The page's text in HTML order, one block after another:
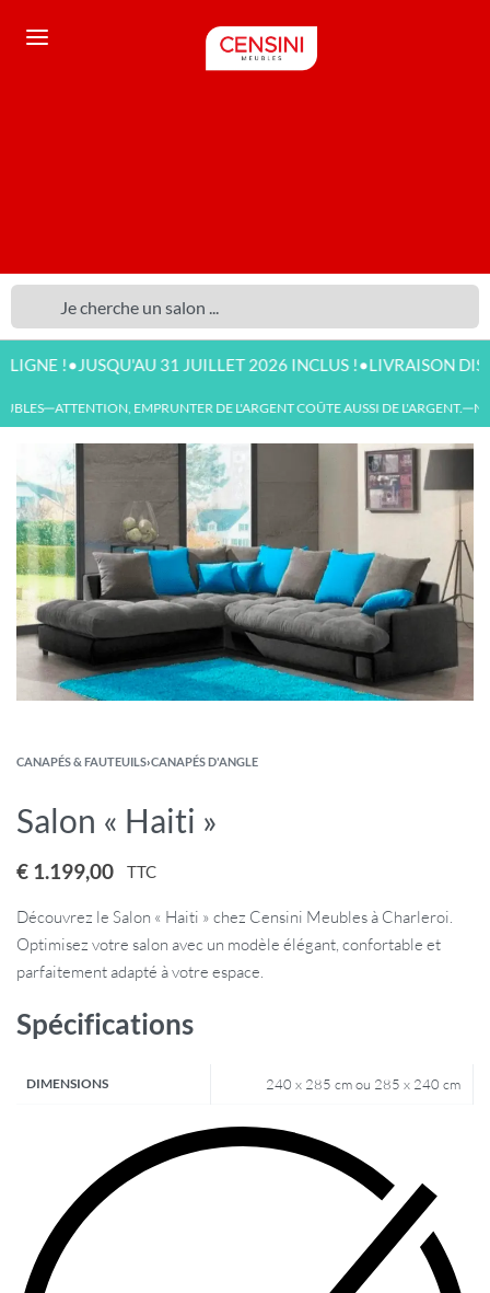
•JUSQU'AU 31 JUILLET 2026 INCLUS !•LIVRAISON
—ATTENTION, EMPRUNTER DE L'ARGENT COÛTE AUSSI DE L'ARGENT.—
CANAPÉS & FAUTEUILS›CANAPÉS D'ANGLE
Salon « Haiti »
€ 1.199,00 TTC
Découvrez le Salon « Haiti » chez Censini Meubles à Charleroi.
Optimisez votre salon avec un modèle élégant, confortable et
parfaitement adapté à votre espace.
Spécifications
DIMENSIONS 240 x 285 cm ou 285 x 240 cm